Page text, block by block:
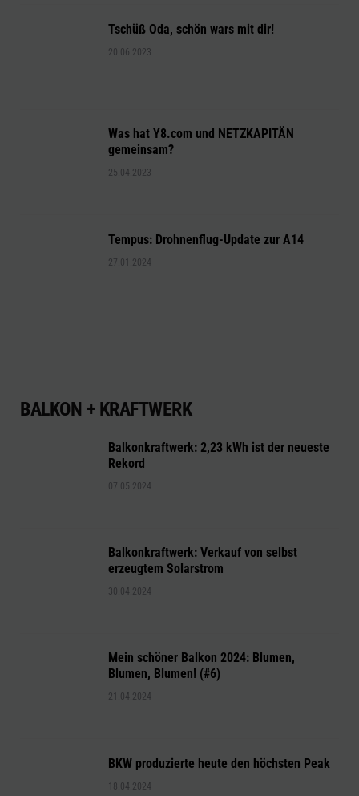
Tschüß Oda, schön wars mit dir!
20.06.2023
Was hat Y8.com und NETZKAPITÄN
gemeinsam?
25.04.2023
Tempus: Drohnenflug-Update zur A14
27.01.2024
BALKON + KRAFTWERK
Balkonkraftwerk: 2,23 kWh ist der neueste
Rekord
07.05.2024
Balkonkraftwerk: Verkauf von selbst
erzeugtem Solarstrom
30.04.2024
Mein schöner Balkon 2024: Blumen,
Blumen, Blumen! (#6)
21.04.2024
BKW produzierte heute den höchsten Peak
18.04.2024